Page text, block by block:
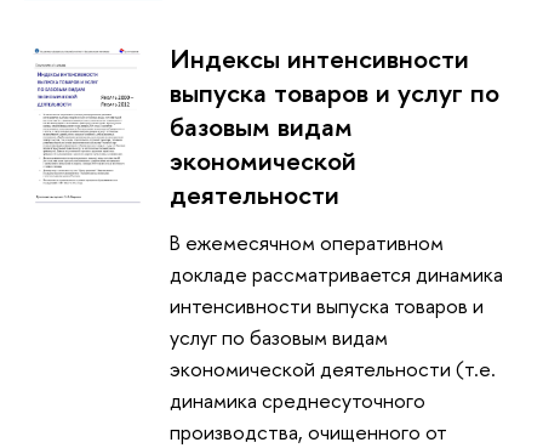
Индексы интенсивности
выпуска товаров и услуг по
базовым видам
экономической
деятельности
В ежемесячном оперативном
докладе рассматривается динамика
интенсивности выпуска товаров и
услуг по базовым видам
экономической деятельности (т.е.
динамика среднесуточного
производства, очищенного от